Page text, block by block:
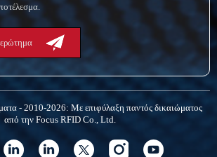
- 2010-2026: Με επιφύλαξη παντός δικαιώματος
από την Focus RFID Co., Ltd.